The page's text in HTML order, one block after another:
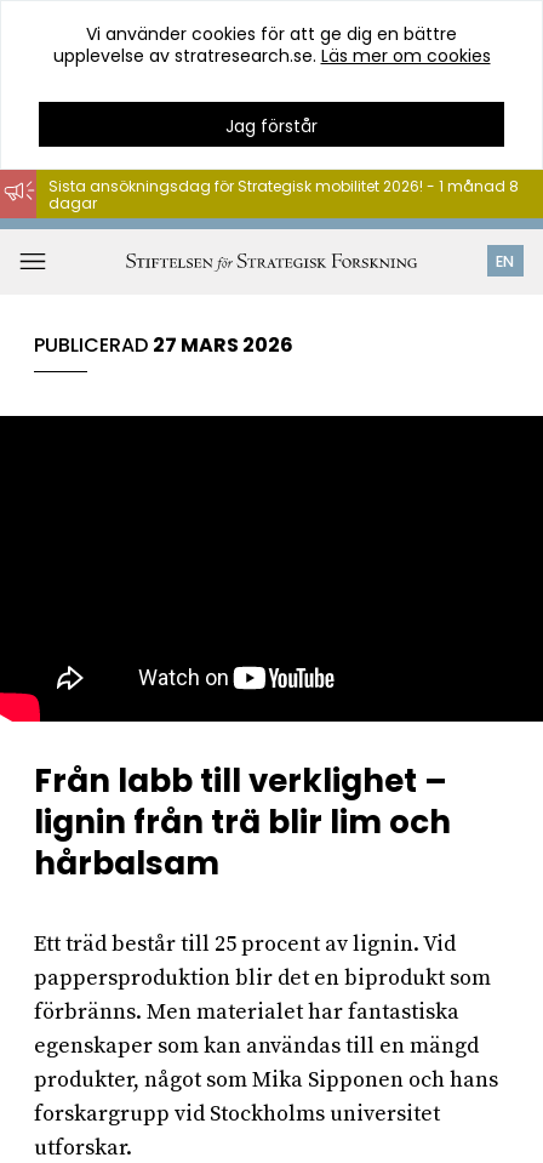
Hoppa
till
innehåll
Vi använder cookies för att ge dig en bättre
upplevelse av stratresearch.se. Läs mer om cookies
Jag förstår
EN
Sista ansökningsdag för Strategisk mobilitet 2026! - 1 månad 8
dagar
PUBLICERAD 27 MARS 2026
Från labb till verklighet –
lignin från trä blir lim och
hårbalsam
Ett träd består till 25 procent av lignin. Vid
pappersproduktion blir det en biprodukt som
förbränns. Men materialet har fantastiska
egenskaper som kan användas till en mängd
produkter, något som Mika Sipponen och hans
forskargrupp vid Stockholms universitet
utforskar.